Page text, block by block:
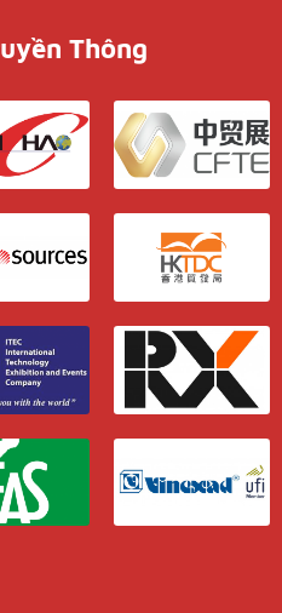
Thông